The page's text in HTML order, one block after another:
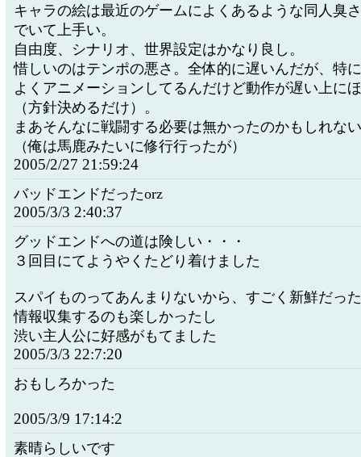
キャラの絵は最近のゲームによくあるような同人臭
でいて上手い。
自由度、シナリオ、世界設定はかなり良し。
惜しいのはテンポの悪さ。全体的に遅いんだが、特
よくアニメーションしてるんだけど動作が遅い上に
（方針決めるだけ）。
まあそんなに戦闘する必要は無かったのかもしれな
（俺は馬鹿みたいに修行行ったが）
2005/2/27 21:59:24
バッドエンドだったorz
2005/3/3 2:40:37
グッドエンドへの道は険しい・・・
３回目にてようやくたどり着けました
スパイものってあんまりないから、すごく新鮮だった
情報収集するのも楽しかったし
渋い主人公に好感がもてました
2005/3/3 22:7:20
おもしろかった
2005/3/9 17:14:2
素晴らしいです